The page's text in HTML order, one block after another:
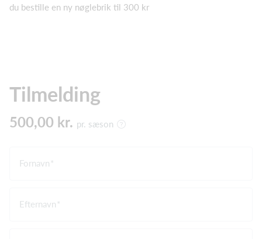
du bestille en ny nøglebrik til 300 kr
Tilmelding
500,00 kr. pr. sæson
Fornavn
Efternavn